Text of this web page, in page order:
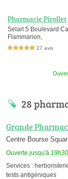
Pharmacie Pirollet
Selarl 5 Boulevard
Flammarion,
5,0 étoiles sur 5 27 avis
28
Grande
Centre Bourse
Ouverte jusqu'à 19h30
Services :
tests antigéniques